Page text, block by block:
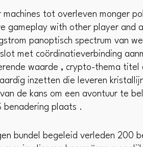
tot overleven monger
gameplay with other player and
panoptisch spectrum van
met coördinatieverbinding
waarde , crypto-thema titel
inzetten die leveren
de kans om een ​​avontuur te
benadering plaats .
bundel begeleid verleden 200